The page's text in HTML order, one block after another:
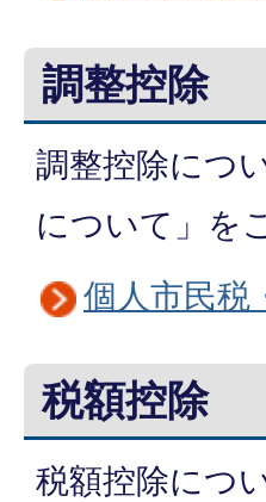
調整控除
調整控除につ
について」を
個人市民
税額控除
税額控除につ